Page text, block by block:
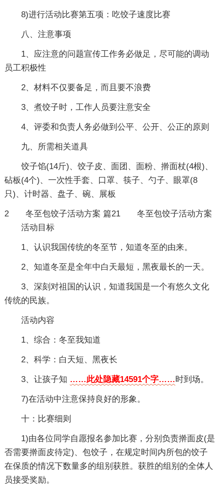
8)进行活动比赛第五项：吃饺子速度比赛
八、注意事项
1、应注意的问题宣传工作务必做足，尽可能的调动
员工积极性
2、材料不仅要备足，而且要不浪费
3、煮饺子时，工作人员要注意安全
4、评委和负责人务必做到公平、公开、公正的原则
九、所需相关道具
饺子馅(14斤)、饺子皮、面团、面粉、擀面杖(4根)、
砧板(4个)、一次性手套、口罩、筷子、勺子、眼罩(8
只)、计时器、盘子、碗、展板
2
活动目标
1、认识我国传统的冬至节，知道冬至的由来。
2、知道冬至是全年中白天最短，黑夜最长的一天。
3、深刻对祖国的认识，知道我国是一个有悠久文化
传统的民族。
活动内容
1、综合：冬至我知道
2、科学：白天短、黑夜长
3、让孩子知 ……此处隐藏14591个字……时到场。
7)在活动中注意保持良好的形象。
十：比赛细则
1)由各位同学自愿报名参加比赛，分别负责擀面皮(是
否需要擀面皮待定)、包饺子，在规定时间内所包的饺子
在保质的情况下数量多的组别获胜。获胜的组别的全体人
员接受奖励。
冬至包饺子活动方案 篇21冬至包饺子活动方案